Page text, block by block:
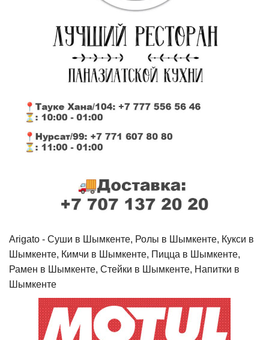
Arigato - Cуши в Шымкенте, Ролы в Шымкенте, Кукси в
Шымкенте, Кимчи в Шымкенте, Пицца в Шымкенте,
Рамен в Шымкенте, Стейки в Шымкенте, Напитки в
Шымкенте